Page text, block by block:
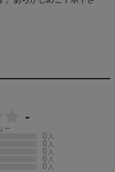
-
ー
0 人
0 人
0 人
0 人
0 人